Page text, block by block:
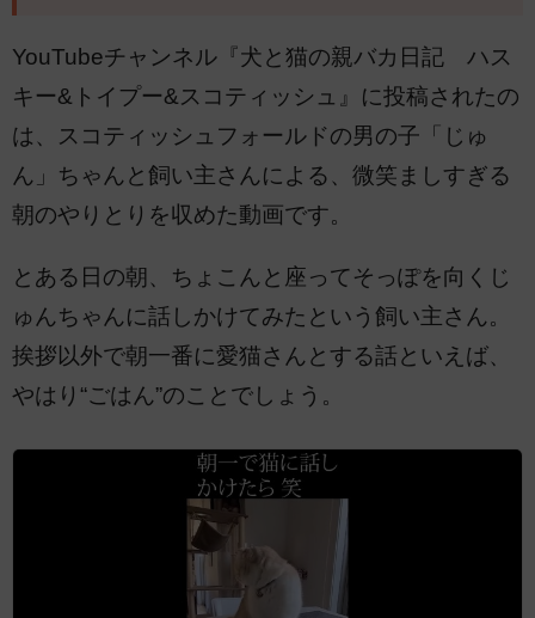
YouTubeチャンネル『犬と猫の親バカ日記 ハス
キー&トイプー&スコティッシュ』に投稿されたの
は、スコティッシュフォールドの男の子「じゅ
ん」ちゃんと飼い主さんによる、微笑ましすぎる
朝のやりとりを収めた動画です。
とある日の朝、ちょこんと座ってそっぽを向くじ
ゅんちゃんに話しかけてみたという飼い主さん。
挨拶以外で朝一番に愛猫さんとする話といえば、
やはり“ごはん”のことでしょう。